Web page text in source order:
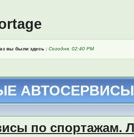
вы были здесь : Сегодня, 02:40 PM
по спортажам.